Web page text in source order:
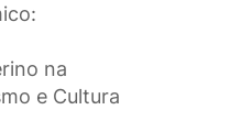
na
e Cultura